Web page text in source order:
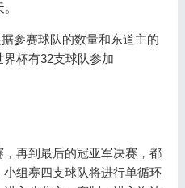
参赛球队的数量和东道主的
杯有32支球队参加
再到最后的冠亚军决赛，都
组赛四支球队将进行单循环